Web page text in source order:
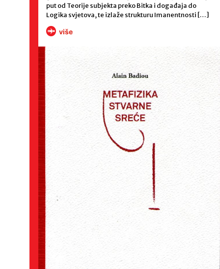
put od Teorije subjekta preko Bitka i događaja do
Logika svjetova, te izlaže strukturu Imanentnosti […]
više